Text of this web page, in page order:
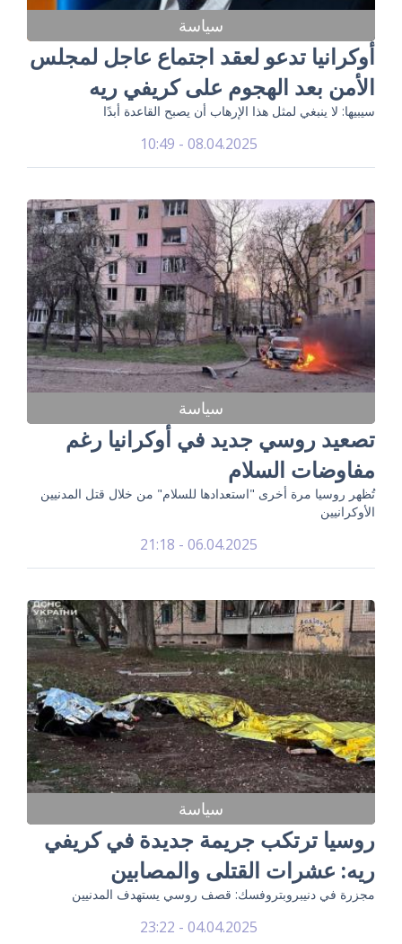
سياسة
أوكرانيا تدعو لعقد اجتماع عاجل لمجلس
الأمن بعد الهجوم على كريفي ريه
سيبيها: لا ينبغي لمثل هذا الإرهاب أن يصبح القاعدة أبدًا
08.04.2025 - 10:49
سياسة
تصعيد روسي جديد في أوكرانيا رغم
مفاوضات السلام
تُظهر روسيا مرة أخرى "استعدادها للسلام" من خلال قتل المدنيين
الأوكرانيين
06.04.2025 - 21:18
سياسة
روسيا ترتكب جريمة جديدة في كريفي
ريه: عشرات القتلى والمصابين
مجزرة في دنيبروبتروفسك: قصف روسي يستهدف المدنيين
04.04.2025 - 23:22